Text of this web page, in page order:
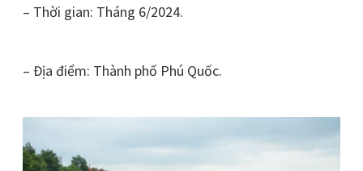
– Thời gian: Tháng 6/2024.
– Địa điểm: Thành phố Phú Quốc.